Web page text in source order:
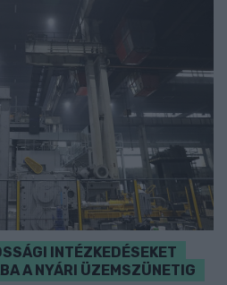
INTÉZKEDÉSEKET
A NYÁRI ÜZEMSZÜNETIG